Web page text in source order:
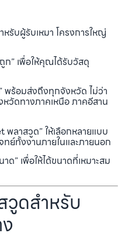
รับผู้รับเหมา โครงการใหญ่
ก” เพื่อให้คุณได้รับวัสดุ
พร้อมส่งถึงทุกจังหวัด ไม่ว่า
วัดทางภาคเหนือ ภาคอีสาน
ลาสวูด” ให้เลือกหลายแบบ
ทย์ทั้งงานภายในและภายนอก
” เพื่อให้ได้ขนาดที่เหมาะสม
วูดสำหรับ